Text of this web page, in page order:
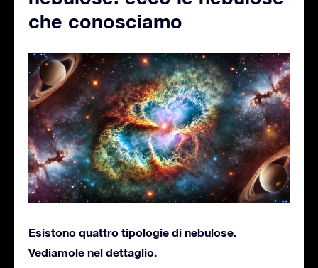
che conosciamo
Esistono quattro tipologie di nebulose.
Vediamole nel dettaglio.